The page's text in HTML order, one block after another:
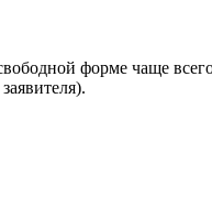
форме чаще